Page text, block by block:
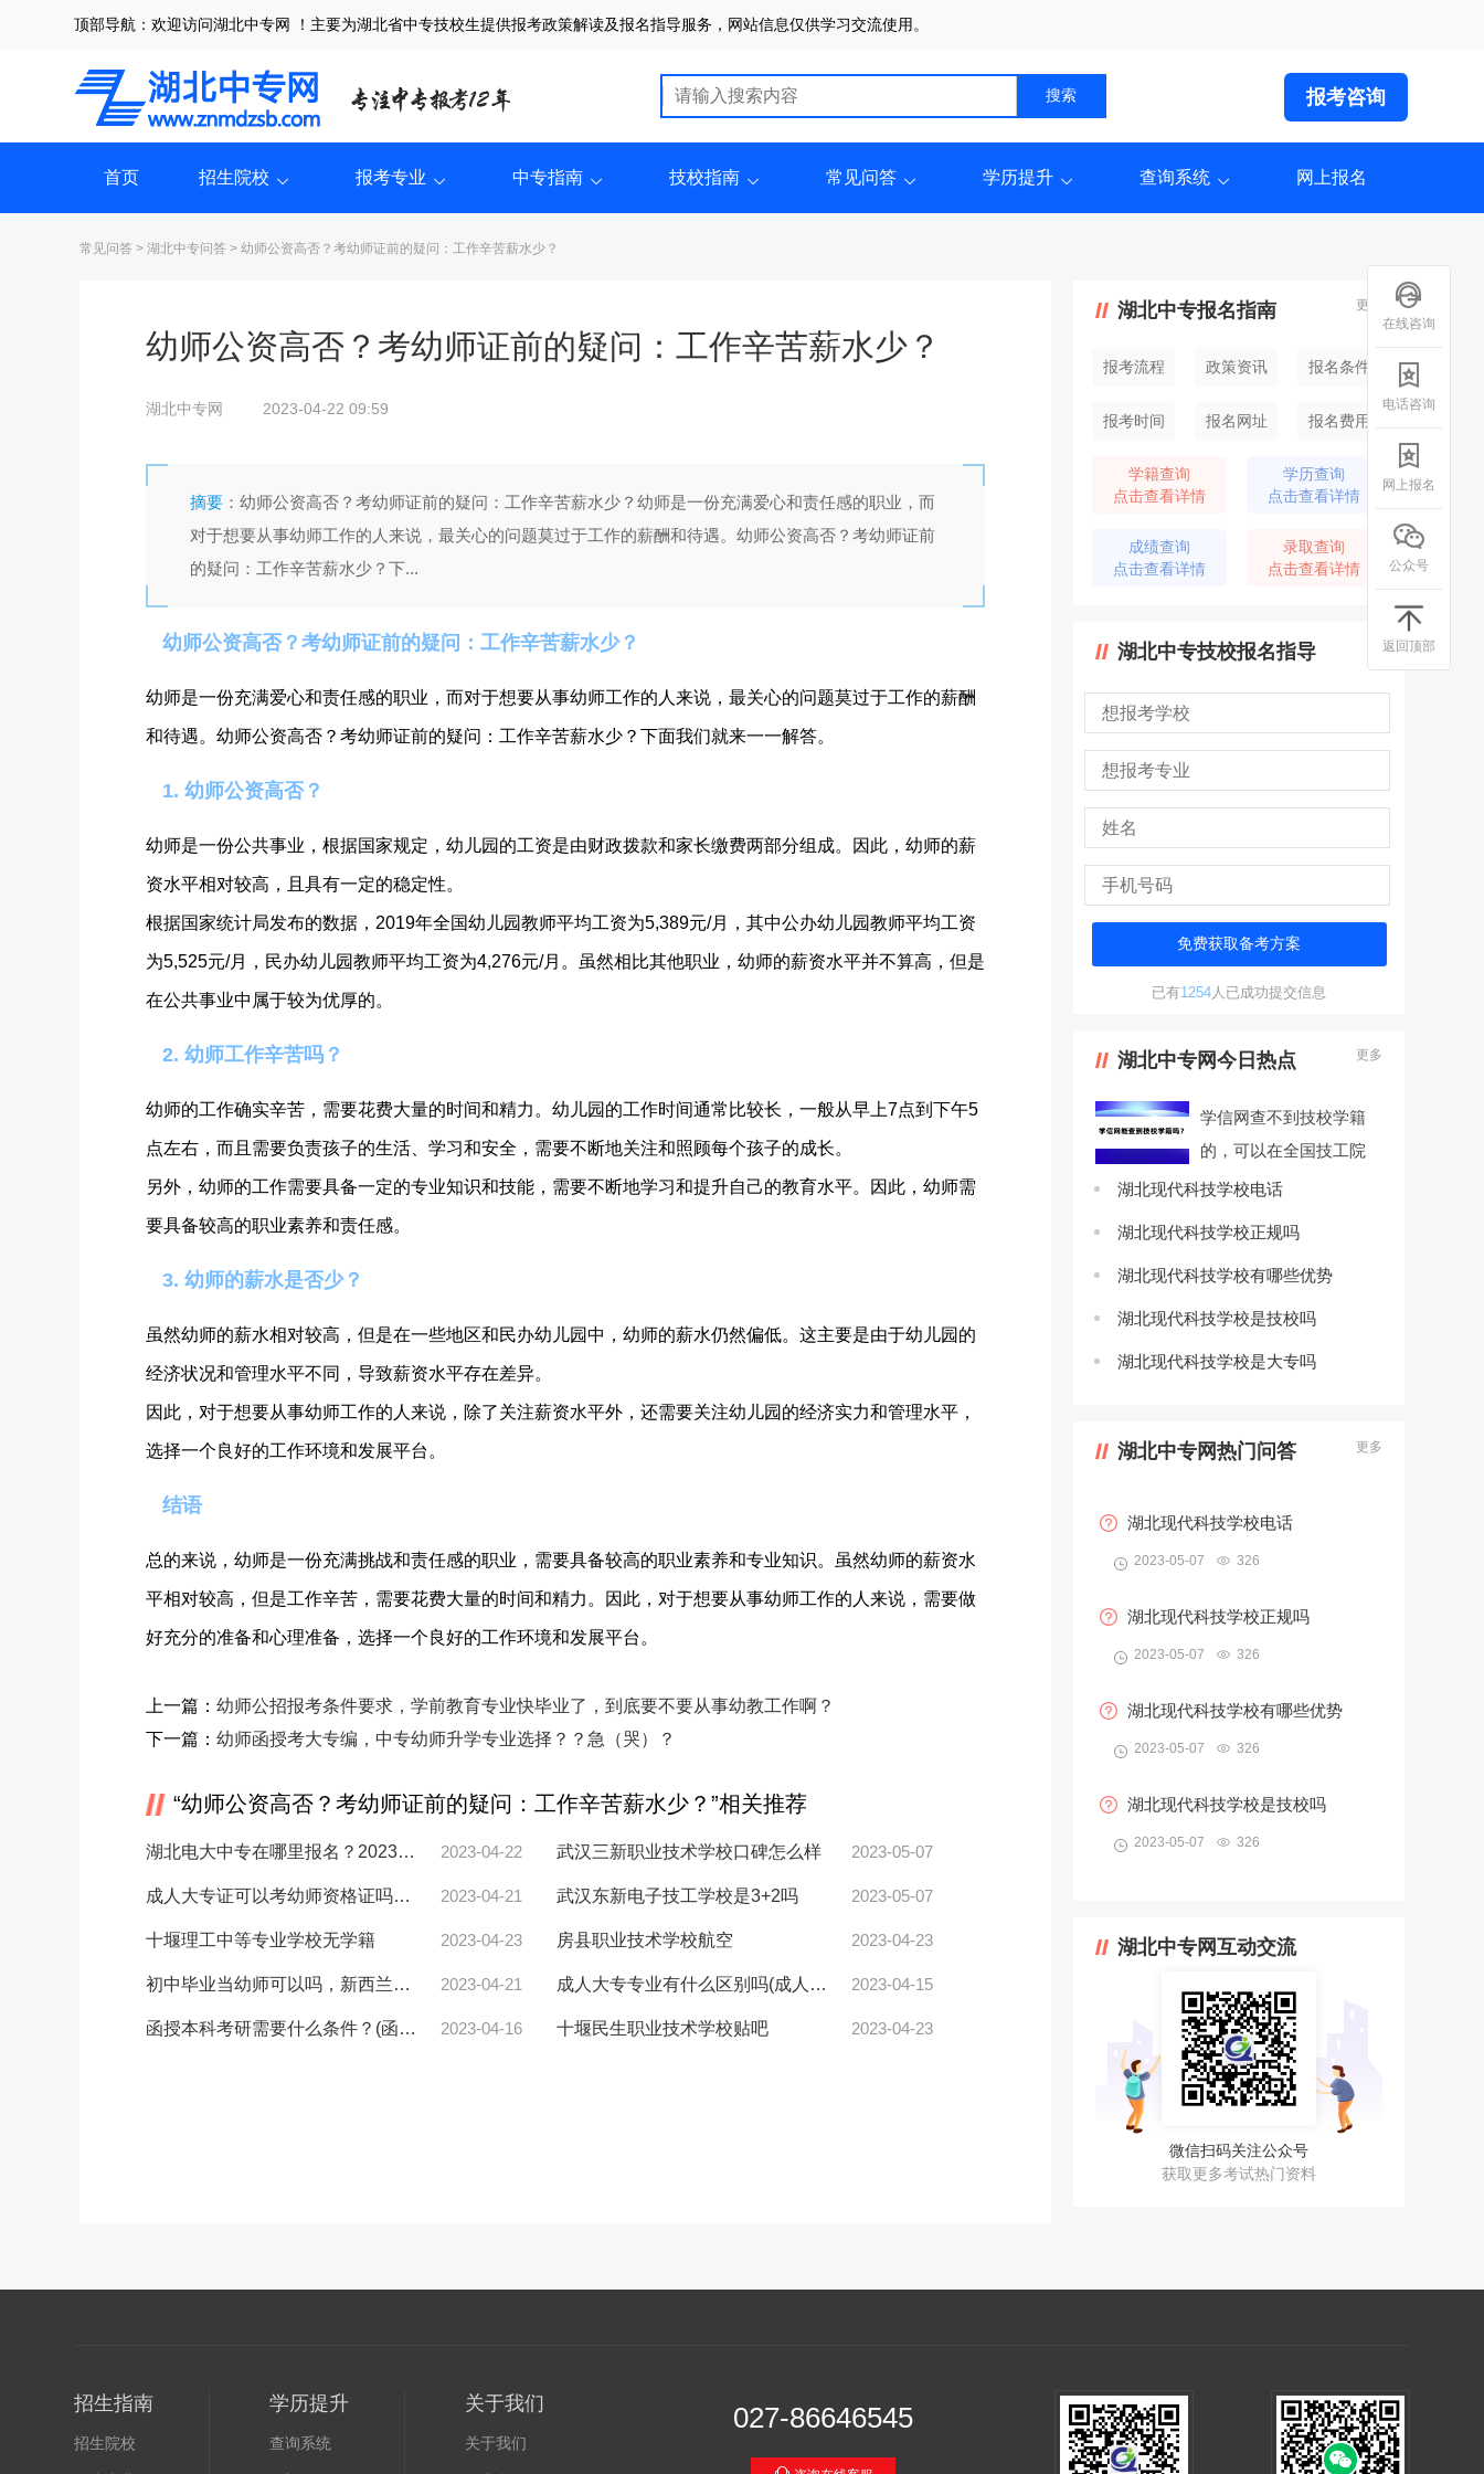
顶部导航：欢迎访问湖北中专网 ！主要为湖北省中专技校生提供报考政策解读及报名指导服务，网站信息仅供学习交流使用。
报考咨询
首页 招生院校 报考专业 中专指南 技校指南 常见问答 学历提升 查询系统 网上报名
常见问答 > 湖北中专问答 > 幼师公资高否？考幼师证前的疑问：工作辛苦薪水少？
幼师公资高否？考幼师证前的疑问：工作辛苦薪水少？
湖北中专网 2023-04-22 09:59
摘要 ：幼师公资高否？考幼师证前的疑问：工作辛苦薪水少？幼师是一份充满爱心和责任感的职业，而
对于想要从事幼师工作的人来说，最关心的问题莫过于工作的薪酬和待遇。幼师公资高否？考幼师证前
的疑问：工作辛苦薪水少？下...
幼师公资高否？考幼师证前的疑问：工作辛苦薪水少？
幼师是一份充满爱心和责任感的职业，而对于想要从事幼师工作的人来说，最关心的问题莫过于工作的薪酬
和待遇。幼师公资高否？考幼师证前的疑问：工作辛苦薪水少？下面我们就来一一解答。
1. 幼师公资高否？
幼师是一份公共事业，根据国家规定，幼儿园的工资是由财政拨款和家长缴费两部分组成。因此，幼师的薪
资水平相对较高，且具有一定的稳定性。
根据国家统计局发布的数据，2019年全国幼儿园教师平均工资为5,389元/月，其中公办幼儿园教师平均工资
为5,525元/月，民办幼儿园教师平均工资为4,276元/月。虽然相比其他职业，幼师的薪资水平并不算高，但是
在公共事业中属于较为优厚的。
2. 幼师工作辛苦吗？
幼师的工作确实辛苦，需要花费大量的时间和精力。幼儿园的工作时间通常比较长，一般从早上7点到下午5
点左右，而且需要负责孩子的生活、学习和安全，需要不断地关注和照顾每个孩子的成长。
另外，幼师的工作需要具备一定的专业知识和技能，需要不断地学习和提升自己的教育水平。因此，幼师需
要具备较高的职业素养和责任感。
3. 幼师的薪水是否少？
虽然幼师的薪水相对较高，但是在一些地区和民办幼儿园中，幼师的薪水仍然偏低。这主要是由于幼儿园的
经济状况和管理水平不同，导致薪资水平存在差异。
因此，对于想要从事幼师工作的人来说，除了关注薪资水平外，还需要关注幼儿园的经济实力和管理水平，
选择一个良好的工作环境和发展平台。
结语
总的来说，幼师是一份充满挑战和责任感的职业，需要具备较高的职业素养和专业知识。虽然幼师的薪资水
平相对较高，但是工作辛苦，需要花费大量的时间和精力。因此，对于想要从事幼师工作的人来说，需要做
好充分的准备和心理准备，选择一个良好的工作环境和发展平台。
上一篇： 幼师公招报考条件要求，学前教育专业快毕业了，到底要不要从事幼教工作啊？
下一篇： 幼师函授考大专编，中专幼师升学专业选择？？急（哭）？
“幼师公资高否？考幼师证前的疑问：工作辛苦薪水少？”相关推荐
湖北电大中专在哪里报名？2023年最新电大中专报名详解，不看不行！电大中专 2023-04-22 武汉三新职业技术学校口碑怎么样 2023-05-07
成人大专证可以考幼师资格证吗，女生专科学学前教育好吗？ 2023-04-21 武汉东新电子技工学校是3+2吗 2023-05-07
十堰理工中等专业学校无学籍 2023-04-23 房县职业技术学校航空 2023-04-23
初中毕业当幼师可以吗，新西兰的幼教硕士毕业好不好找工作啊？ 2023-04-21 成人大专专业有什么区别吗(成人大专怎么选学校和专业) 2023-04-15
函授本科考研需要什么条件？(函授本科考研可以考哪些学校) 2023-04-16 十堰民生职业技术学校贴吧 2023-04-23
湖北中专报名指南 更多
报考流程 政策资讯 报名条件
报考时间 报名网址 报名费用
学籍查询
点击查看详情
学历查询
点击查看详情
成绩查询
点击查看详情
录取查询
点击查看详情
湖北中专技校报名指导
已有1254人已成功提交信息
湖北中专网今日热点 更多
学信网查不到技校学籍
的，可以在全国技工院
校毕业证书查询系统查
湖北现代科技学校电话
湖北现代科技学校正规吗
湖北现代科技学校有哪些优势
湖北现代科技学校是技校吗
湖北现代科技学校是大专吗
湖北中专网热门问答 更多
湖北现代科技学校电话
2023-05-07 326
湖北现代科技学校正规吗
2023-05-07 326
湖北现代科技学校有哪些优势
2023-05-07 326
湖北现代科技学校是技校吗
2023-05-07 326
湖北中专网互动交流
微信扫码关注公众号
获取更多考试热门资料
招生指南
招生院校
学历提升
查询系统
关于我们
关于我们
027-86646545
在线咨询
电话咨询
网上报名
公众号
返回顶部